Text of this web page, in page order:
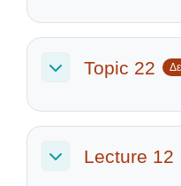
Σύμπτυξη
Topic 22
Lecture 12